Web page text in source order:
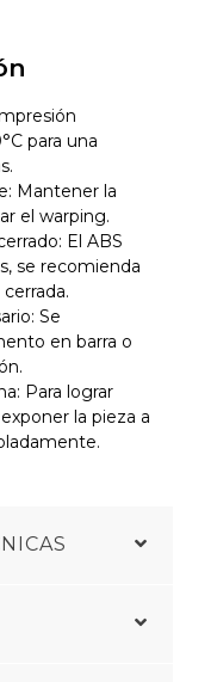
para una
Mantener la
el warping.
El ABS
se recomienda
Se
en barra o
Para lograr
la pieza a